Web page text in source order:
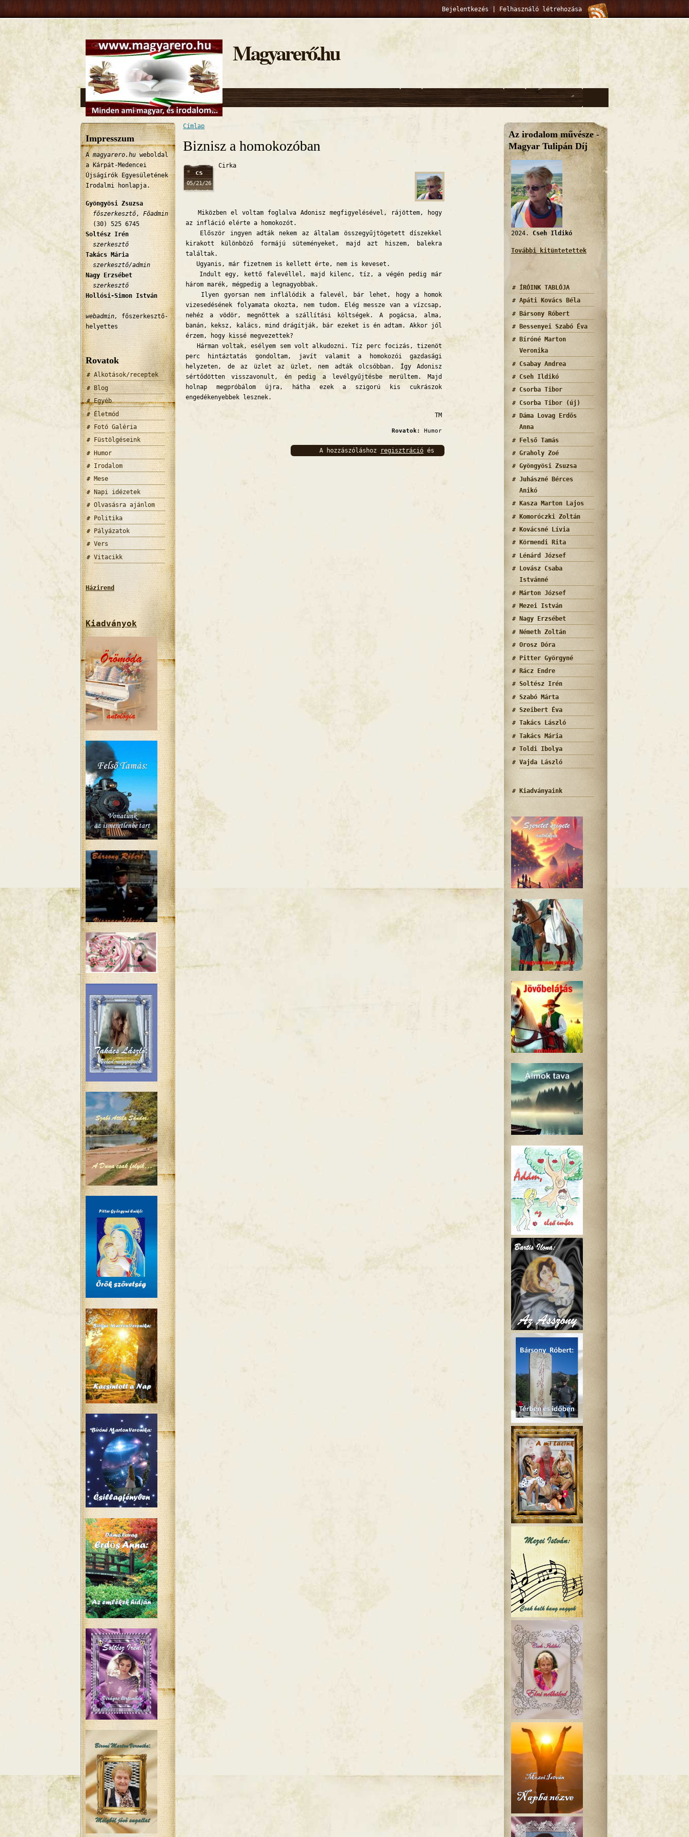
Bejelentkezés Felhasználó létrehozása
Magyarerő.hu
Impresszum
A magyarero.hu weboldal
a Kárpát-Medencei
Újságírók Egyesületének
Irodalmi honlapja.
Gyöngyösi Zsuzsa
főszerkesztő ,
Főadmin
(30) 525 6745
Soltész Irén
szerkesztő
Takács Mária
szerkesztő/admin
Nagy Erzsébet
szerkesztő
Hollósi-Simon István
webadmin,
főszerkesztő-
helyettes
Rovatok
Alkotások/receptek
Blog
Egyéb
Életmód
Fotó Galéria
Füstölgéseink
Humor
Irodalom
Mese
Napi idézetek
Olvasásra ajánlom
Politika
Pályázatok
Vers
Vitacikk
Házirend
Kiadványok
Jelenlegi hely
Címlap
Biznisz a homokozóban
cs
05/21/26
Cirka
Miközben el voltam foglalva Adonisz megfigyelésével, rájöttem, hogy
az infláció elérte a homokozót.
Először ingyen adták nekem az általam összegyűjtögetett díszekkel
kirakott különböző formájú süteményeket, majd azt hiszem, balekra
találtak.
Ugyanis, már fizetnem is kellett érte, nem is keveset.
Indult egy, kettő falevéllel, majd kilenc, tíz, a végén pedig már
három marék, mégpedig a legnagyobbak.
Ilyen gyorsan nem inflálódik a falevél, bár lehet, hogy a homok
vizesedésének folyamata okozta, nem tudom. Elég messze van a vízcsap,
nehéz a vödör, megnőttek a szállítási költségek. A pogácsa, alma,
banán, keksz, kalács, mind drágítják, bár ezeket is én adtam. Akkor jól
érzem, hogy kissé megvezettek?
Hárman voltak, esélyem sem volt alkudozni. Tíz perc focizás, tizenöt
perc hintáztatás gondoltam, javít valamit a homokozói gazdasági
helyzeten, de az üzlet az üzlet, nem adták olcsóbban. Így Adonisz
sértődötten visszavonult, én pedig a levélgyűjtésbe merültem. Majd
holnap megpróbálom újra, hátha ezek a szigorú kis cukrászok
engedékenyebbek lesznek.
TM
Rovatok: Humor
A hozzászóláshoz regisztráció és
Az irodalom művésze -
Magyar Tulipán Díj
2024. Cseh Ildikó
További kitüntetettek
ÍRÓINK TABLÓJA
Apáti Kovács Béla
Bársony Róbert
Bessenyei Szabó Éva
Bíróné Marton
Veronika
Csabay Andrea
Cseh Ildikó
Csorba Tibor
Csorba Tibor (új)
Dáma Lovag Erdős
Anna
Felső Tamás
Graholy Zoé
Gyöngyösi Zsuzsa
Juhászné Bérces
Anikó
Kasza Marton Lajos
Komoróczki Zoltán
Kovácsné Lívia
Körmendi Rita
Lénárd József
Lovász Csaba
Istvánné
Márton József
Mezei István
Nagy Erzsébet
Németh Zoltán
Orosz Dóra
Pitter Györgyné
Rácz Endre
Soltész Irén
Szabó Márta
Szeibert Éva
Takács László
Takács Mária
Toldi Ibolya
Vajda László
Kiadványaink